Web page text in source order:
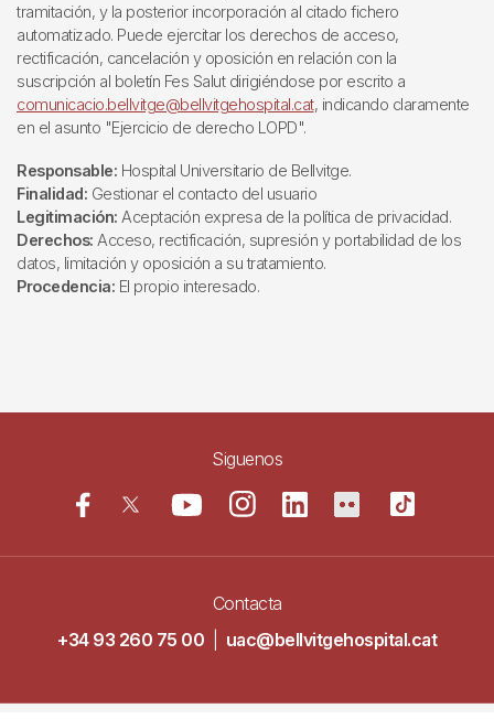
tramitación, y la posterior incorporación al citado fichero
automatizado. Puede ejercitar los derechos de acceso,
rectificación, cancelación y oposición en relación con la
suscripción al boletín Fes Salut dirigiéndose por escrito a
comunicacio.bellvitge@bellvitgehospital.cat, indicando claramente
en el asunto "Ejercicio de derecho LOPD".
Responsable: Hospital Universitario de Bellvitge.
Finalidad: Gestionar el contacto del usuario
Legitimación: Aceptación expresa de la política de privacidad.
Derechos: Acceso, rectificación, supresión y portabilidad de los
datos, limitación y oposición a su tratamiento.
Procedencia: El propio interesado.
Siguenos
Contacta
+34 93 260 75 00
uac@bellvitgehospital.cat